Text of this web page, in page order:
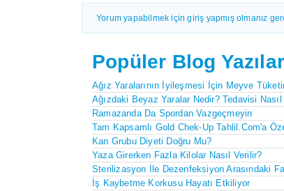
Yorum yapabilmek için giriş yapmış olmanız
Popüler Blog
Ağız Yaralarının İyileşmesi İçin Meyve
Ağızdaki Beyaz Yaralar Nedir? Tedavisi
Ramazanda Da Spordan Vazgeçmeyin
Tam Kapsamlı Gold Chek-Up Tahlil.com'a
Kan Grubu Diyeti Doğru Mu?
Yaza Girerken Fazla Kilolar Nasıl Verilir?
Sterilizasyon İle Dezenfeksiyon Arasındaki
İş Kaybetme Korkusu Hayatı Etkiliyor